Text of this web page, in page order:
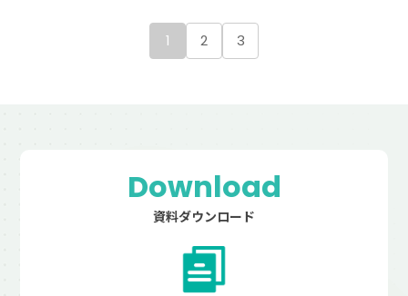
1 2 3
Download
資料ダウンロード